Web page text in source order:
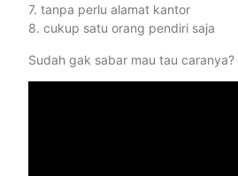
7. tanpa perlu alamat kantor
8. cukup satu orang pendiri saja
Sudah gak sabar mau tau